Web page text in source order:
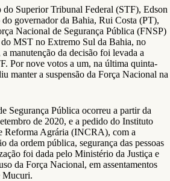
Superior Tribunal Federal (STF), Edson
governador da Bahia, Rui Costa (PT),
Nacional de Segurança Pública (FNSP)
do MST no Extremo Sul da Bahia, no
manutenção da decisão foi levada a
Por nove votos a um, na última quinta-
manter a suspensão da Força Nacional na
Segurança Pública ocorreu a partir da
de 2020, e a pedido do Instituto
Reforma Agrária (INCRA), com a
da ordem pública, segurança das pessoas
foi dada pelo Ministério da Justiça e
da Força Nacional, em assentamentos
Mucuri.